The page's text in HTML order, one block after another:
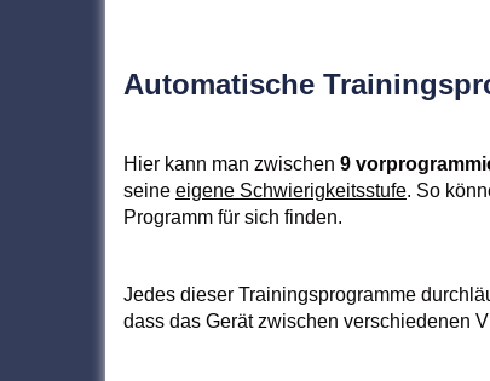
Automatische
Hier kann man zwischen 9
seine eigene Schwierigkeitsstufe. So
Programm für sich finden.
Jedes dieser Trainingsprogramme
dass das Gerät zwischen verschiedenen